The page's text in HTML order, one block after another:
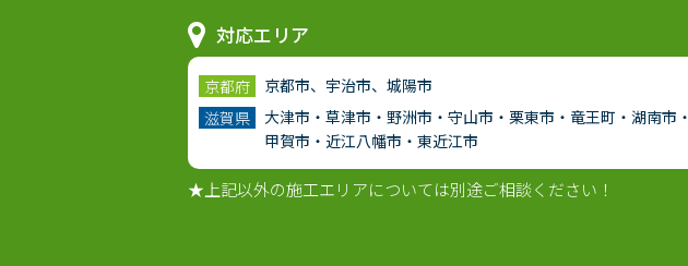
対応エリア
京都府
京都市、宇治市、城陽市
滋賀県
大津市・草津市・野洲市・守山市・栗東市・竜王町・湖南市・
甲賀市・近江八幡市・東近江市
★上記以外の施工エリアについては別途ご相談ください！